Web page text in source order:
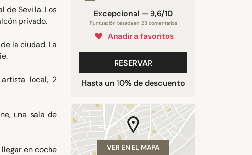
Excepcional — 9,6/10
Puntuación basada en 23 comentarios
Añadir a favoritos
RESERVAR
Hasta un 10% de descuento
VER EN EL MAPA
de Sevilla. Los
privado.
la ciudad. La
local, 2
una sala de
en coche